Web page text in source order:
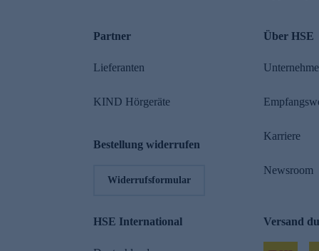
Partner
Lieferanten
KIND Hörgeräte
Bestellung widerrufen
Widerrufsformular
Über HSE
Karriere
Newsroom
HSE International Versand